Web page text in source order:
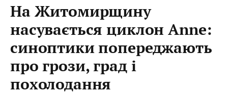
На Житомирщину
насувається циклон Anne:
синоптики попереджають
про грози, град і
похолодання